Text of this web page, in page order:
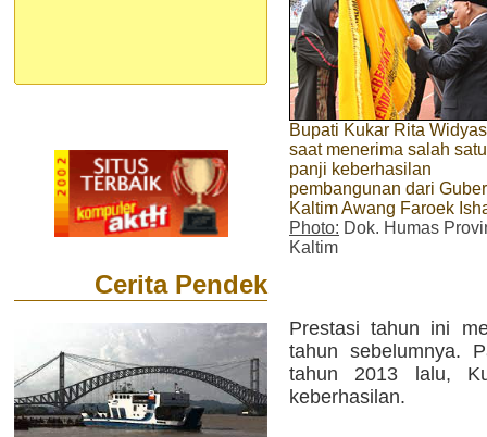
Cerita Pendek
Bupati Kukar Rita
saat menerima salah satu
panji keberhasilan
pembangunan dari
Kaltim Awang Faroek
Photo: Dok. Humas
Kaltim
Prestasi tahun ini
tahun sebelumnya.
tahun 2013 lalu,
keberhasilan.